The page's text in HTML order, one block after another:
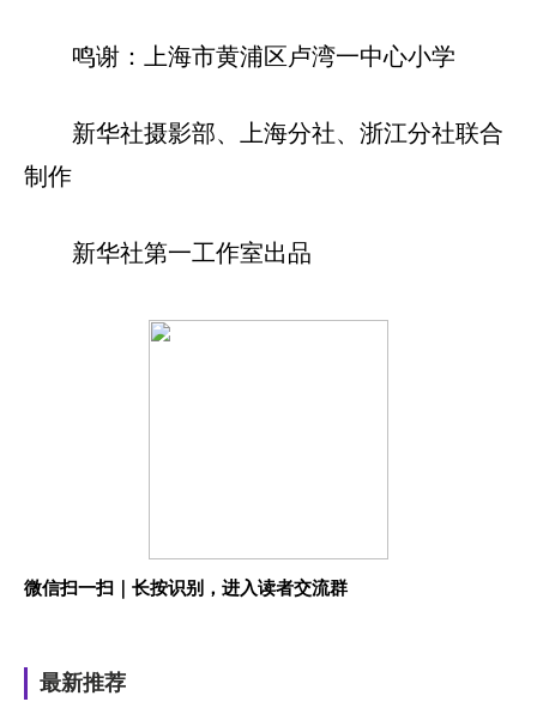
鸣谢：上海市黄浦区卢湾一中心小学
新华社摄影部、上海分社、浙江分社联合
制作
新华社第一工作室出品
微信扫一扫｜长按识别，进入读者交流群
最新推荐